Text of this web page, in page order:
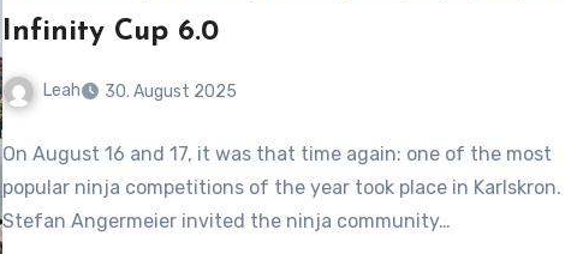
Infinity Cup 6.0
Leah 30. August 2025
No
Comments
On August 16 and 17, it was that time again: one of the most
popular ninja competitions of the year took place in Karlskron.
Stefan Angermeier invited the ninja community…